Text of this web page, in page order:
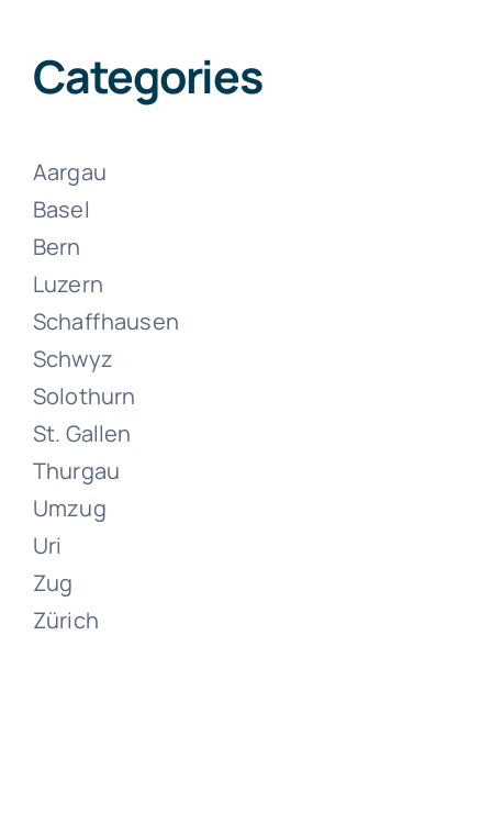
Wolhusen
Umzüge Zell
(LU)
Juni 15, 2024
Umzüge
Categories
Aargau
Basel
Bern
Luzern
Schaffhausen
Schwyz
Solothurn
St. Gallen
Thurgau
Umzug
Uri
Zug
Zürich